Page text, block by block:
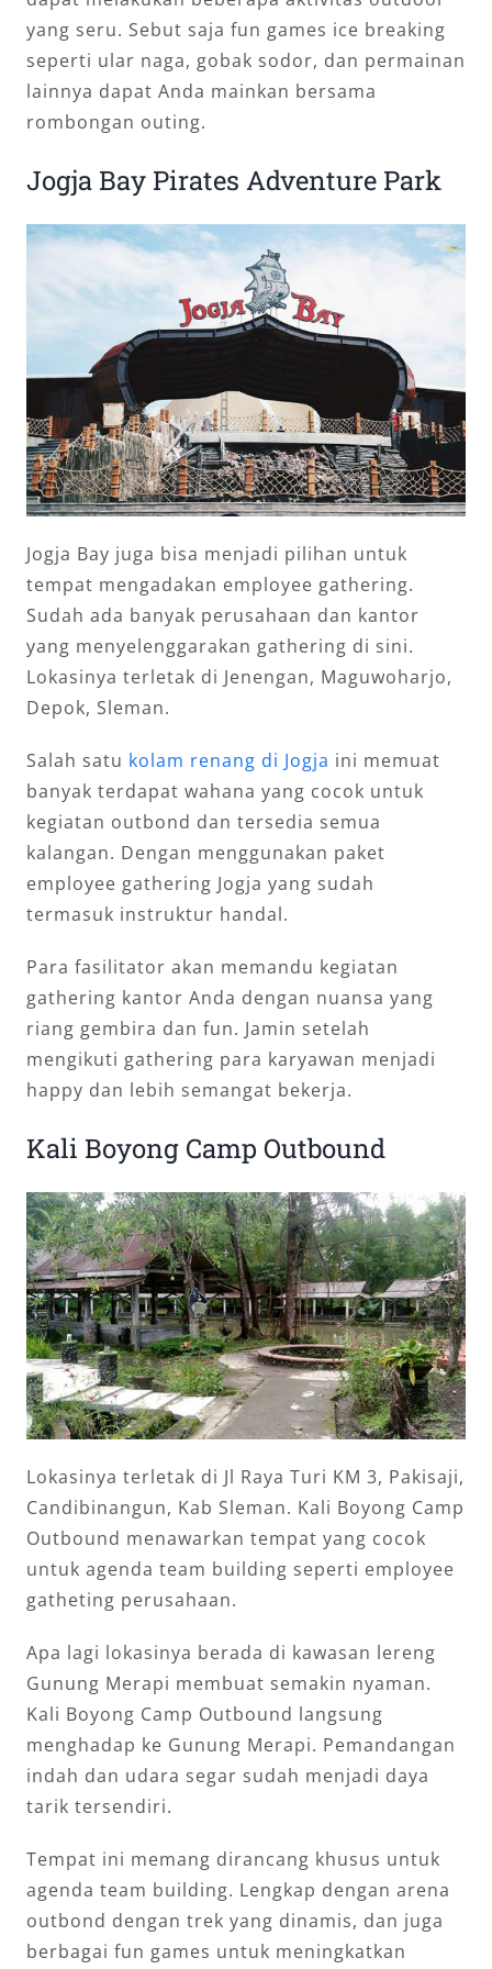
yang seru. Sebut saja fun games ice breaking
seperti ular naga, gobak sodor, dan permainan
lainnya dapat Anda mainkan bersama
rombongan outing.
Jogja Bay Pirates Adventure Park
Jogja Bay juga bisa menjadi pilihan untuk
tempat mengadakan employee gathering.
Sudah ada banyak perusahaan dan kantor
yang menyelenggarakan gathering di sini.
Lokasinya terletak di Jenengan, Maguwoharjo,
Depok, Sleman.
Salah satu kolam renang di Jogja ini memuat
banyak terdapat wahana yang cocok untuk
kegiatan outbond dan tersedia semua
kalangan. Dengan menggunakan paket
employee gathering Jogja yang sudah
termasuk instruktur handal.
Para fasilitator akan memandu kegiatan
gathering kantor Anda dengan nuansa yang
riang gembira dan fun. Jamin setelah
mengikuti gathering para karyawan menjadi
happy dan lebih semangat bekerja.
Kali Boyong Camp Outbound
Lokasinya terletak di Jl Raya Turi KM 3, Pakisaji,
Candibinangun, Kab Sleman. Kali Boyong Camp
Outbound menawarkan tempat yang cocok
untuk agenda team building seperti employee
gatheting perusahaan.
Apa lagi lokasinya berada di kawasan lereng
Gunung Merapi membuat semakin nyaman.
Kali Boyong Camp Outbound langsung
menghadap ke Gunung Merapi. Pemandangan
indah dan udara segar sudah menjadi daya
tarik tersendiri.
Tempat ini memang dirancang khusus untuk
agenda team building. Lengkap dengan arena
outbond dengan trek yang dinamis, dan juga
berbagai fun games untuk meningkatkan